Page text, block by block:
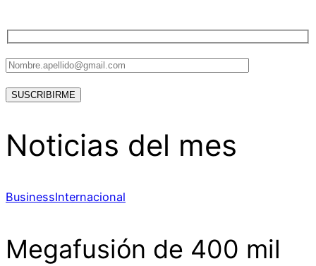
Noticias del mes
BusinessInternacional
Megafusión de 400 mil